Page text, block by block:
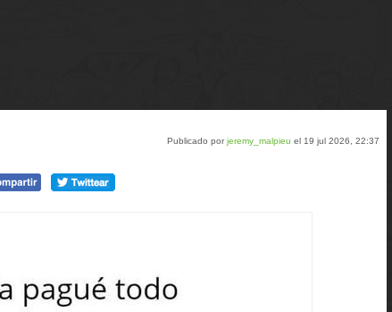
Publicado porjeremy_malpieu el 19 jul 2026, 22:37